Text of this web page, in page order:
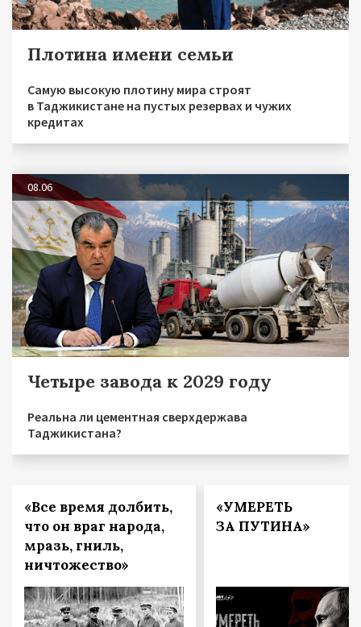
Плотина имени семьи
Самую высокую плотину мира строят
в Таджикистане на пустых резервах и чужих
кредитах
08.06
Четыре завода к 2029 году
Реальна ли цементная сверхдержава
Таджикистана?
«Все время долбить,
что он враг народа,
мразь, гниль,
ничтожество»
«УМЕРЕТЬ
ЗА ПУТИНА»